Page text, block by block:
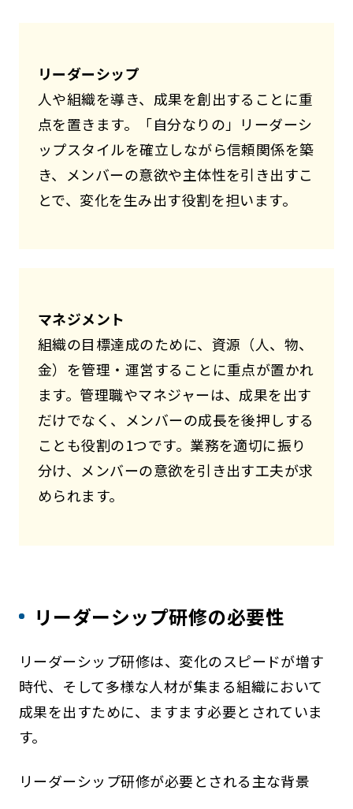
リーダーシップ
人や組織を導き、成果を創出することに重
点を置きます。「自分なりの」リーダーシ
ップスタイルを確立しながら信頼関係を築
き、メンバーの意欲や主体性を引き出すこ
とで、変化を生み出す役割を担います。
マネジメント
組織の目標達成のために、資源（人、物、
金）を管理・運営することに重点が置かれ
ます。管理職やマネジャーは、成果を出す
だけでなく、メンバーの成長を後押しする
ことも役割の1つです。業務を適切に振り
分け、メンバーの意欲を引き出す工夫が求
められます。
リーダーシップ研修の必要性
リーダーシップ研修は、変化のスピードが増す
時代、そして多様な人材が集まる組織において
成果を出すために、ますます必要とされていま
す。
リーダーシップ研修が必要とされる主な背景